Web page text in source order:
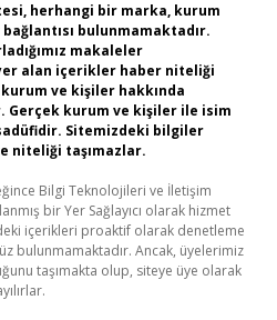
herhangi bir marka, kurum
bulunmamaktadır.
makaleler
alan içerikler haber niteliği
ve kişiler hakkında
Gerçek kurum ve kişiler ile isim
Sitemizdeki bilgiler
niteliği taşımazlar.
Bilgi Teknolojileri ve İletişim
bir Yer Sağlayıcı olarak hizmet
içerikleri proaktif olarak denetleme
bulunmamaktadır. Ancak, üyelerimiz
taşımakta olup, siteye üye olarak